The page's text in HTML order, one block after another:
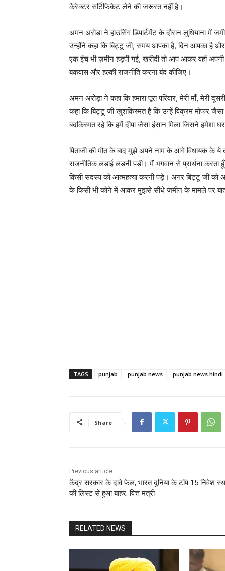
कैरेक्टर सर्टिफिकेट लेने की जरूरत नहीं है।
अमन अरोड़ा ने हाउसिंग डिपार्टमेंट के दौरान लुधियाना में
उन्होंने कहा कि बिट्टू जी, समय आपका है, दिन आपका है
एक इंच भी ज़मीन हड़पी गई, खरीदी तो आप आकर वहाँ
बकवास और हल्की राजनीति करना बंद कीजिए।
अमन अरोड़ा ने कहा कि हमारा पूरा परिवार, मेरी माँ,
कहा कि बिट्टू जी खुशकिस्मत हैं कि उन्हें विक्रम मोफर
बदकिस्मत रहे कि हमें दीपा जैसा इंसान मिला जिसने हमेशा
पिताजी की मौत के बाद मुझे अपने नाम के आगे विधायक के ये
राजनीतिक लड़ाई लड़नी पड़ी। मैं भगवान से प्रार्थना
किसी सदस्य को आत्महत्या करनी पड़े। अगर बिट्टू जी को
के किसी भी कोने में आकर मुझसे सीधे ज़मीन के मामले पर
TAGS punjab punjab news punjab news hindi
Share
Previous article
केंद्र सरकार के दावे फेल, भारत दुनिया के टॉप 15 निवेश
की लिस्ट से हुआ बाहर: वित्त मंत्री
RELATED NEWS